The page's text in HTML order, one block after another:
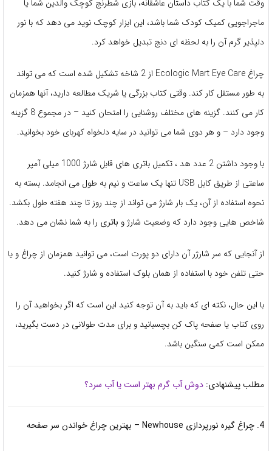
وقت شما با یک کتاب داستان عاشقانه، بازی شطرنج کوچک والدین شما یا
ماجراجویی کمیک کودک شما باشد، این ابزار کوچک نوید می دهد که با نور
دلپذیر گرم آن را به لحظه ای دنج تبدیل خواهد کرد.
چراغ Ecologic Mart Eye Care از 2 شاخه تشکیل شده است که می تواند
به طور مستقل کار کند. وقتی کتاب بزرگی یا شریک مطالعه دارید، آنها همزمان
کار می کنند. گزینه های مختلف روشنایی را امتحان کنید – در مجموع 8 گزینه
وجود دارد – و هر دوی شما می توانید در سایه دلخواه کهربای خود بخوانید.
با وجود داشتن 2 عدد هد ، تکمیل باتری های قابل شارژ 1000 میلی آمپر
ساعتی از طریق کابل USB تنها یک ساعت و نیم به طول می انجامد. بسته به
نحوه استفاده از آن، یک بار شارژ می تواند از چند روز تا چند هفته طول بکشد.
شاخص هایی وجود دارد که وضعیت شارژ و باتری را به شما نشان می دهد.
از آنجایی که سر شارژر آن دارای دو پورت است، می توانید همزمان از چراغ و یا
حتی تلفن خود با استفاده از همان بلوک استفاده و شارژ کنید.
با این حال، نکته ای که باید به آن توجه کنید این است که اگر بخواهید آن را
روی کتاب یا صفحه پاک کن بچسبانید و برای مدت طولانی در دست بگیرید،
ممکن است کمی سنگین باشد.
مطلب پیشنهادی: دوش آب گرم بهتر است یا آب سرد؟
4. چراغ گیره نورپردازی Newhouse – بهترین چراغ خواندن سر صفحه